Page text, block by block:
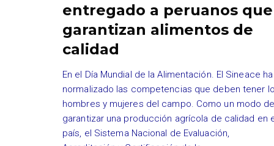
entregado a peruanos que
garantizan alimentos de
calidad
En el Día Mundial de la Alimentación. El Sineace ha
normalizado las competencias que deben tener
hombres y mujeres del campo. Como un modo de
garantizar una producción agrícola de calidad en
país, el Sistema Nacional de Evaluación,